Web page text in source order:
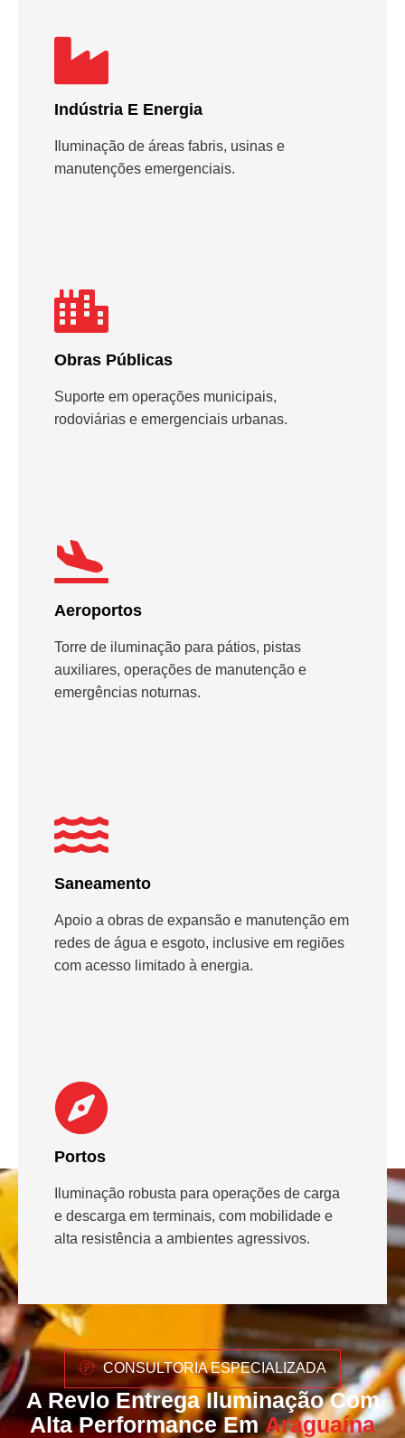
Indústria E Energia
Iluminação de áreas fabris, usinas e
manutenções emergenciais.
Obras Públicas
Suporte em operações municipais,
rodoviárias e emergenciais urbanas.
Aeroportos
Torre de iluminação para pátios, pistas
auxiliares, operações de manutenção e
emergências noturnas.
Saneamento
Apoio a obras de expansão e manutenção em
redes de água e esgoto, inclusive em regiões
com acesso limitado à energia.
Portos
Iluminação robusta para operações de carga
e descarga em terminais, com mobilidade e
alta resistência a ambientes agressivos.
CONSULTORIA ESPECIALIZADA
A Revlo Entrega Iluminação Com
Alta Performance EmAraguaína